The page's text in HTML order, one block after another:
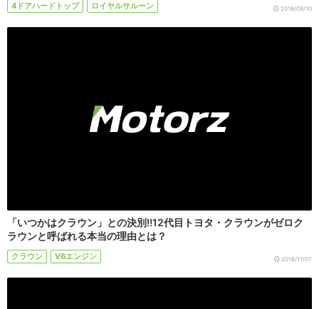
4ドアハードトップ ロイヤルサルーン 2018/09/10
「いつかはクラウン」との決別!!12代目トヨタ・クラウンがゼロク
ラウンと呼ばれる本当の理由とは？
クラウン V6エンジン 2018/11/07